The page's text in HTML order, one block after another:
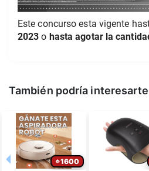
Este concurso esta vigente
2023o hasta agotar la
También podría interesarte
1600